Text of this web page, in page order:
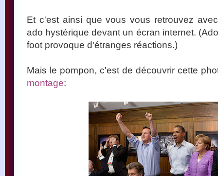
Et c'est ainsi que vous vous retrouvez
ado hystérique devant un écran internet.
foot provoque d'étranges réactions.)
Mais le pompon, c'est de découvrir cette
montage: